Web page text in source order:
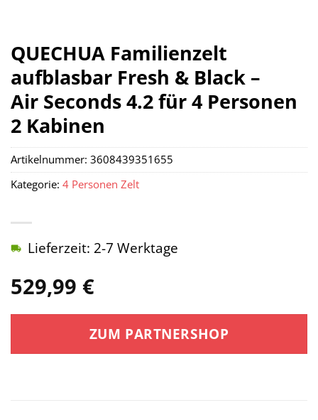
QUECHUA Familienzelt
aufblasbar Fresh & Black –
Air Seconds 4.2 für 4 Personen
2 Kabinen
529,99 €
Lieferzeit: 2-7 Werktage
ZUM PARTNERSHOP
Artikelnummer: 3608439351655
Kategorie: 4 Personen Zelt